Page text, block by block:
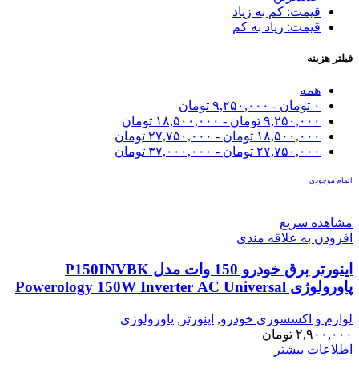
قیمت: کم به زیاد
قیمت: زیاد به کم
فیلتر هزینه
همه
۰ تومان - ۹,۲۵۰,۰۰۰ تومان
۹,۲۵۰,۰۰۰ تومان - ۱۸,۵۰۰,۰۰۰ تومان
۱۸,۵۰۰,۰۰۰ تومان - ۲۷,۷۵۰,۰۰۰ تومان
۲۷,۷۵۰,۰۰۰ تومان - ۳۷,۰۰۰,۰۰۰ تومان
اتمام موجودی
مشاهده سریع
افزودن به علاقه مندی
اینورتر برق خودرو 150 وات مدل P150INVBK
پاورولوژی Powerology 150W Inverter AC Universal
لوازم و اکسسوری خودرو, اینورتر , پاورولوژی
۲,۹۰۰,۰۰۰ تومان
اطلاعات بیشتر